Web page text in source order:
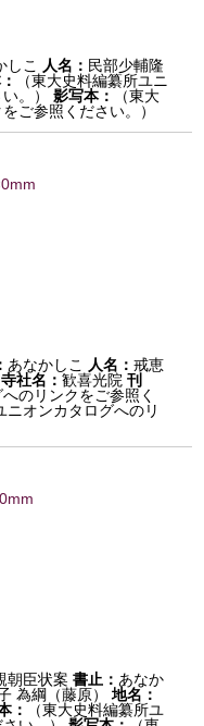
しこ 人名： 民部少輔隆
（東大史料編纂所ユニ
。）
影写本：
（東大
ご参照ください。）
あなかしこ 人名：戒恵
寺社名：歓喜光院 刊
のリンクをご参照く
ニオンカタログへのリ
朝臣状案 書止： あなか
為綱（藤原）
地名：
：
（東大史料編纂所ユ